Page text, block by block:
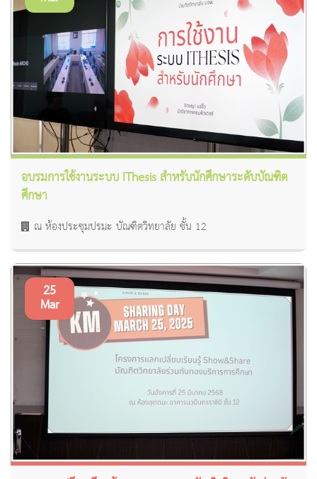
อบรมการใช้งานระบบ IThesis สำหรับนักศึกษาระดับบัณฑิต
ศึกษา
ณ ห้องประชุมปรมะ บัณฑิตวิทยาลัย ชั้น 12
25
Mar